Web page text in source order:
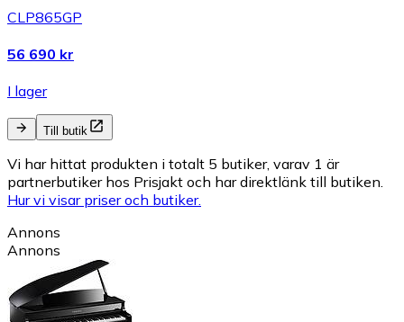
CLP865GP
56 690 kr
I lager
Till butik
Vi har hittat produkten i totalt 5 butiker, varav 1 är
partnerbutiker hos Prisjakt och har direktlänk till butiken.
Hur vi visar priser och butiker.
Annons
Annons